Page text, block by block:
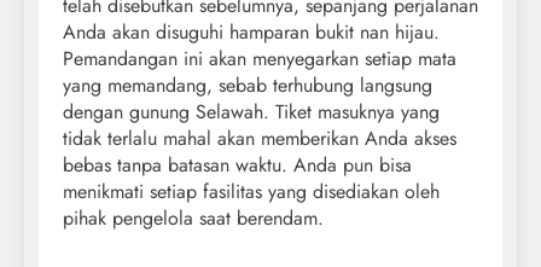
Anda akan disuguhi hamparan bukit nan hijau.
Pemandangan ini akan menyegarkan setiap mata
yang memandang, sebab terhubung langsung
dengan gunung Selawah. Tiket masuknya yang
tidak terlalu mahal akan memberikan Anda akses
bebas tanpa batasan waktu. Anda pun bisa
menikmati setiap fasilitas yang disediakan oleh
pihak pengelola saat berendam.